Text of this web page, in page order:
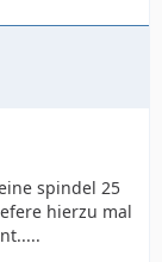
spindel 25
hierzu mal